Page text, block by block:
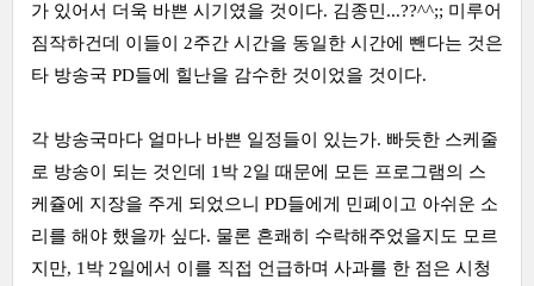
가 있어서 더욱 바쁜 시기였을 것이다. 김종민...??^^;; 미루어
짐작하건데 이들이 2주간 시간을 동일한 시간에 뺀다는 것은
타 방송국 PD들에 힐난을 감수한 것이었을 것이다.
각 방송국마다 얼마나 바쁜 일정들이 있는가. 빠듯한 스케줄
로 방송이 되는 것인데 1박 2일 때문에 모든 프로그램의 스
케쥴에 지장을 주게 되었으니 PD들에게 민폐이고 아쉬운 소
리를 해야 했을까 싶다. 물론 흔쾌히 수락해주었을지도 모르
지만, 1박 2일에서 이를 직접 언급하며 사과를 한 점은 시청